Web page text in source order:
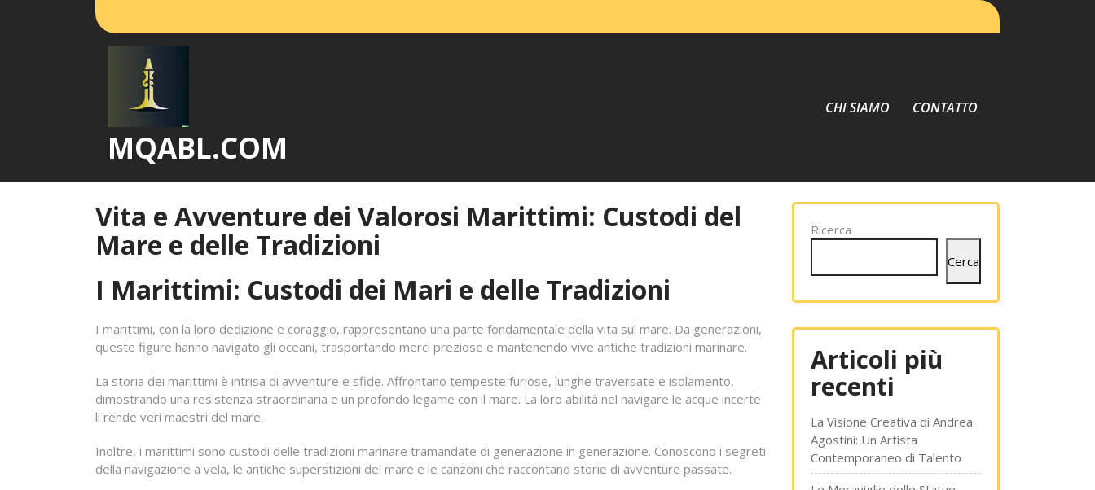
MQABL.COM
CHI SIAMO CONTATTO
Vita e Avventure dei Valorosi Marittimi: Custodi del
Mare e delle Tradizioni
I Marittimi: Custodi dei Mari e delle Tradizioni
I marittimi, con la loro dedizione e coraggio, rappresentano una parte fondamentale della vita sul mare. Da generazioni,
queste figure hanno navigato gli oceani, trasportando merci preziose e mantenendo vive antiche tradizioni marinare.
La storia dei marittimi è intrisa di avventure e sfide. Affrontano tempeste furiose, lunghe traversate e isolamento,
dimostrando una resistenza straordinaria e un profondo legame con il mare. La loro abilità nel navigare le acque incerte
li rende veri maestri del mare.
Inoltre, i marittimi sono custodi delle tradizioni marinare tramandate di generazione in generazione. Conoscono i segreti
della navigazione a vela, le antiche superstizioni del mare e le canzoni che raccontano storie di avventure passate.
Ricerca
Cerca
Articoli più
recenti
La Visione Creativa di Andrea
Agostini: Un Artista
Contemporaneo di Talento